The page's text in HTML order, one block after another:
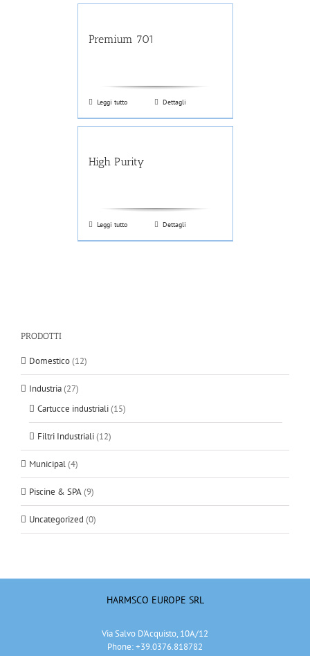
Premium 701
Leggi tutto Dettagli
High Purity
Leggi tutto Dettagli
PRODOTTI
Domestico(12)
Industria(27)
Cartucce industriali(15)
Filtri Industriali(12)
Municipal(4)
Piscine & SPA(9)
Uncategorized (0)
HARMSCO EUROPE SRL
Via Salvo D'Acquisto, 10A/12
Phone: +39.0376.818782